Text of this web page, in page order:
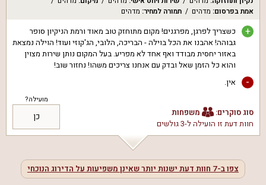
אמת בפרסום: מדהים תמורה למחיר: מדהים
+
כשצריך לפרגן, מפרגנים! מקום מתוחזק טוב מאוד ורמת הניקיון סופר
גבוהה! אהבנו את הכל בוילה - הבריכה, הלובי, הג'קוזי ועוד! הוילה נמצאת
באזור יחסית מבודד ואף אחד לא מפריע. בעל המקום נותן שירות מצוין
והוא כל הזמן שאל ובדק עם אנחנו צריכים משהו! נחזור שוב!
- אין.
סוג סוקרים:
משפחות
חוות דעת זו הועילה ל-3 גולשים
מועילה?
כן
צפו ב-7חוות דעת ישנות יותר שאינן משפיעות על הדירוג הנוכחי